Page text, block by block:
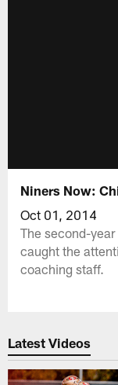
Niners Now:
Oct 01, 2014
The second-
caught the
coaching staff.
Latest Videos